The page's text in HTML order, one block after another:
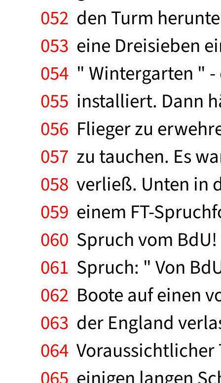
052 den Turm
053 eine Dreisieben
054 " Wintergarten "
055 installiert. Dann
056 Flieger zu
057 zu tauchen. Es
058 verließ. Unten in
059 einem FT-
060 Spruch vom
061 Spruch: " Von
062 Boote auf einen
063 der England
064 Voraussichtlicher